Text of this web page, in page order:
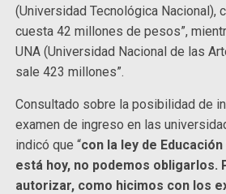
(Universidad Tecnológica Nacional),
cuesta 42 millones de pesos”,
UNA (Universidad Nacional de las
sale 423 millones”.
Consultado sobre la posibilidad de
examen de ingreso en las
indicó que “con la ley de
está hoy, no podemos obligarlos.
autorizar, como hicimos con los